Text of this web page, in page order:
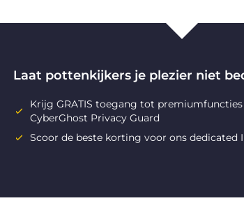
Laat pottenkijkers je plezier niet
Krijg GRATIS toegang tot
CyberGhost Privacy Guard
Scoor de beste korting voor ons dedicated